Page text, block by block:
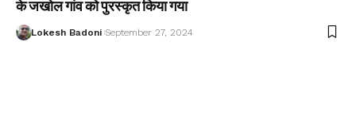
के जखोल गांव को पुरस्कृत किया गया
Lokesh Badoni September 27, 2024